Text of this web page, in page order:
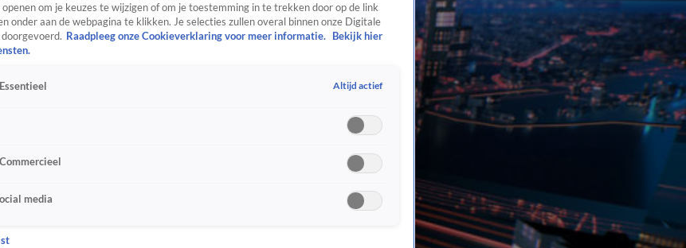
om je keuzes te wijzigen of om je toestemming in te trekken door op de link
onder aan de webpagina te klikken. Je selecties zullen overal binnen onze Digitale
Raadpleeg onze Cookieverklaring voor meer informatie. Bekijk hier
Altijd actief
media